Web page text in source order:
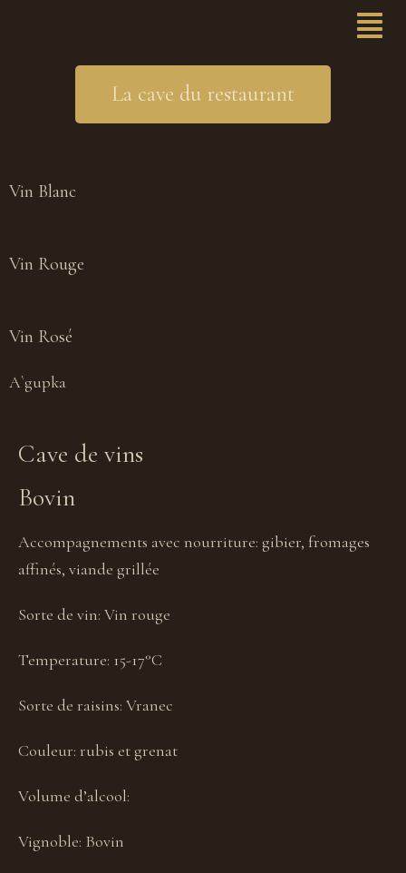
La cave du restaurant
Vin Blanc
Vin Rouge
Vin Rosé
A`gupka
Cave de vins
Bovin
Accompagnements avec nourriture: gibier, fromages
affinés, viande grillée
Sorte de vin: Vin rouge
Temperature: 15-17°C
Sorte de raisins: Vranec
Couleur: rubis et grenat
Volume d’alcool:
Vignoble: Bovin